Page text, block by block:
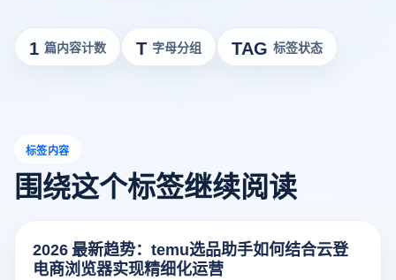
1 篇内容计数 T 字母分组 TAG 标签状态
标签内容
围绕这个标签继续阅读
2026 最新趋势：temu选品助手如何结合云登
电商浏览器实现精细化运营